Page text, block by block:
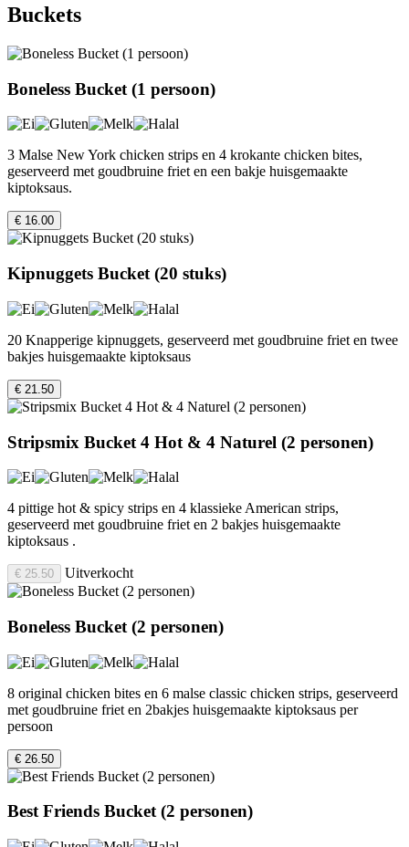
Buckets
Boneless Bucket (1 persoon)
3 Malse New York chicken strips en 4 krokante chicken bites,
geserveerd met goudbruine friet en een bakje huisgemaakte
kiptoksaus.
€ 16.00
Kipnuggets Bucket (20 stuks)
20 Knapperige kipnuggets, geserveerd met goudbruine friet en twee
bakjes huisgemaakte kiptoksaus
€ 21.50
Stripsmix Bucket 4 Hot & 4 Naturel (2 personen)
4 pittige hot & spicy strips en 4 klassieke American strips,
geserveerd met goudbruine friet en 2 bakjes huisgemaakte
kiptoksaus .
€ 25.50 Uitverkocht
Boneless Bucket (2 personen)
8 original chicken bites en 6 malse classic chicken strips, geserveerd
met goudbruine friet en 2bakjes huisgemaakte kiptoksaus per
persoon
€ 26.50
Best Friends Bucket (2 personen)